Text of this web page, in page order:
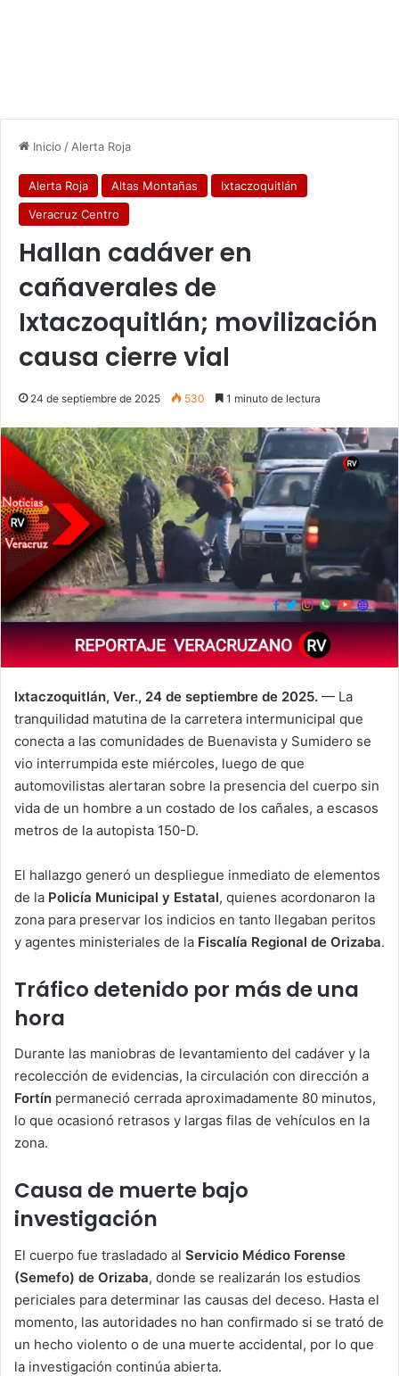
Inicio / Alerta Roja
Alerta Roja Altas Montañas
Ixtaczoquitlán
Veracruz Centro
Hallan cadáver en
cañaverales de
Ixtaczoquitlán; movilización
causa cierre vial
24 de septiembre de 2025 530 1 minuto de lectura
Ixtaczoquitlán, Ver., 24 de septiembre de 2025. — La
tranquilidad matutina de la carretera intermunicipal que
conecta a las comunidades de Buenavista y Sumidero se
vio interrumpida este miércoles, luego de que
automovilistas alertaran sobre la presencia del cuerpo sin
vida de un hombre a un costado de los cañales, a escasos
metros de la autopista 150-D.
El hallazgo generó un despliegue inmediato de elementos
de la Policía Municipal y Estatal, quienes acordonaron la
zona para preservar los indicios en tanto llegaban peritos
y agentes ministeriales de la Fiscalía Regional de Orizaba.
Tráfico detenido por más de una
hora
Durante las maniobras de levantamiento del cadáver y la
recolección de evidencias, la circulación con dirección a
Fortín permaneció cerrada aproximadamente 80 minutos,
lo que ocasionó retrasos y largas filas de vehículos en la
zona.
Causa de muerte bajo
investigación
El cuerpo fue trasladado al Servicio Médico Forense
(Semefo) de Orizaba, donde se realizarán los estudios
periciales para determinar las causas del deceso. Hasta el
momento, las autoridades no han confirmado si se trató de
un hecho violento o de una muerte accidental, por lo que
la investigación continúa abierta.